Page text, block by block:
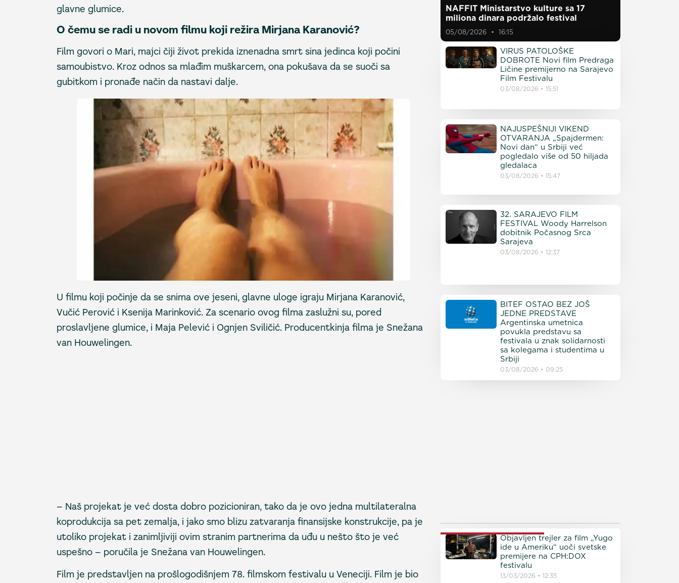
glavne glumice.
O čemu se radi u novom filmu koji režira Mirjana Karanović?
Film govori o Mari, majci čiji život prekida iznenadna smrt sina jedinca koji počini
samoubistvo. Kroz odnos sa mlađim muškarcem, ona pokušava da se suoči sa
gubitkom i pronađe način da nastavi dalje.
U filmu koji počinje da se snima ove jeseni, glavne uloge igraju Mirjana Karanović,
Vučić Perović i Ksenija Marinković. Za scenario ovog filma zaslužni su, pored
proslavljene glumice, i Maja Pelević i Ognjen Sviličić. Producentkinja filma je Snežana
van Houwelingen.
– Naš projekat je već dosta dobro pozicioniran, tako da je ovo jedna multilateralna
koprodukcija sa pet zemalja, i jako smo blizu zatvaranja finansijske konstrukcije, pa je
utoliko projekat i zanimljiviji ovim stranim partnerima da uđu u nešto što je već
uspešno – poručila je Snežana van Houwelingen.
Film je predstavljen na prošlogodišnjem 78. filmskom festivalu u Veneciji. Film je bio
NAFFIT Ministarstvo kulture sa 17
miliona dinara podržalo festival
05/08/2026 16:15
VIRUS PATOLOŠKE
DOBROTE Novi film Predraga
Ličine premijerno na Sarajevo
Film Festivalu
03/08/2026 15:51
NAJUSPEŠNIJI VIKEND
OTVARANJA „Spajdermen:
Novi dan“ u Srbiji već
pogledalo više od 50 hiljada
gledalaca
03/08/2026 15:47
32. SARAJEVO FILM
FESTIVAL Woody Harrelson
dobitnik Počasnog Srca
Sarajeva
03/08/2026 12:37
BITEF OSTAO BEZ JOŠ
JEDNE PREDSTAVE
Argentinska umetnica
povukla predstavu sa
festivala u znak solidarnosti
sa kolegama i studentima u
Srbiji
03/08/2026 09:25
PROČITAJTE JOŠObjavljen trejler za film „Yugo
ide u Ameriku“ uoči svetske
premijere na CPH:DOX
festivalu
13/03/2026 12:35